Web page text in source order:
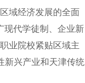
域经济发展的全面
现代学徒制、企业新
业院校紧贴区域主
新兴产业和天津传统